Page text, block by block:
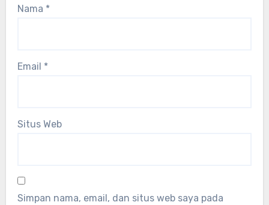
Nama *
Email *
Situs Web
Simpan nama, email, dan situs web saya pada